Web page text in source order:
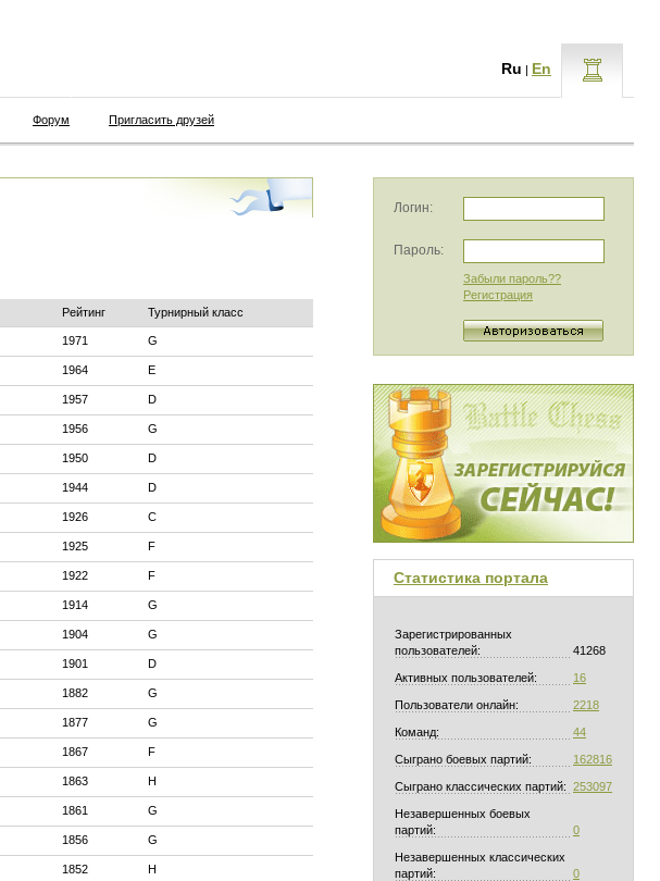
Ru | En
Форум Пригласить друзей
Рейтинг Турнирный класс
1971 G
1964 E
1957 D
1956 G
1950 D
1944 D
1926 C
1925 F
1922 F
1914 G
1904 G
1901 D
1882 G
1877 G
1867 F
1863 H
1861 G
1856 G
1852 H
Логин:
Пароль:
Забыли пароль??
Регистрация
Статистика портала
Зарегистрированных
пользователей:
41268
Активных пользователей: 16
Пользователи онлайн: 2218
Команд: 44
Сыграно боевых партий: 162816
Сыграно классических партий: 253097
Незавершенных боевых
партий:
0
Незавершенных классических
партий:
0